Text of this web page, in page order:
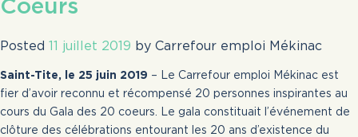
À PROPOS
NOS PROJETS
Coeurs
Posted 11 juillet 2019 by Carrefour emploi Mékinac
Saint-Tite, le 25 juin 2019 – Le Carrefour emploi Mékinac est
fier d’avoir reconnu et récompensé 20 personnes inspirantes au
cours du Gala des 20 coeurs. Le gala constituait l’événement de
clôture des célébrations entourant les 20 ans d’existence du
date limite pour postuler est échue ou même si la date de
publication est antérieure à plus d’un mois. La validation des
offres d’emploi s’effectue chaque semaine.